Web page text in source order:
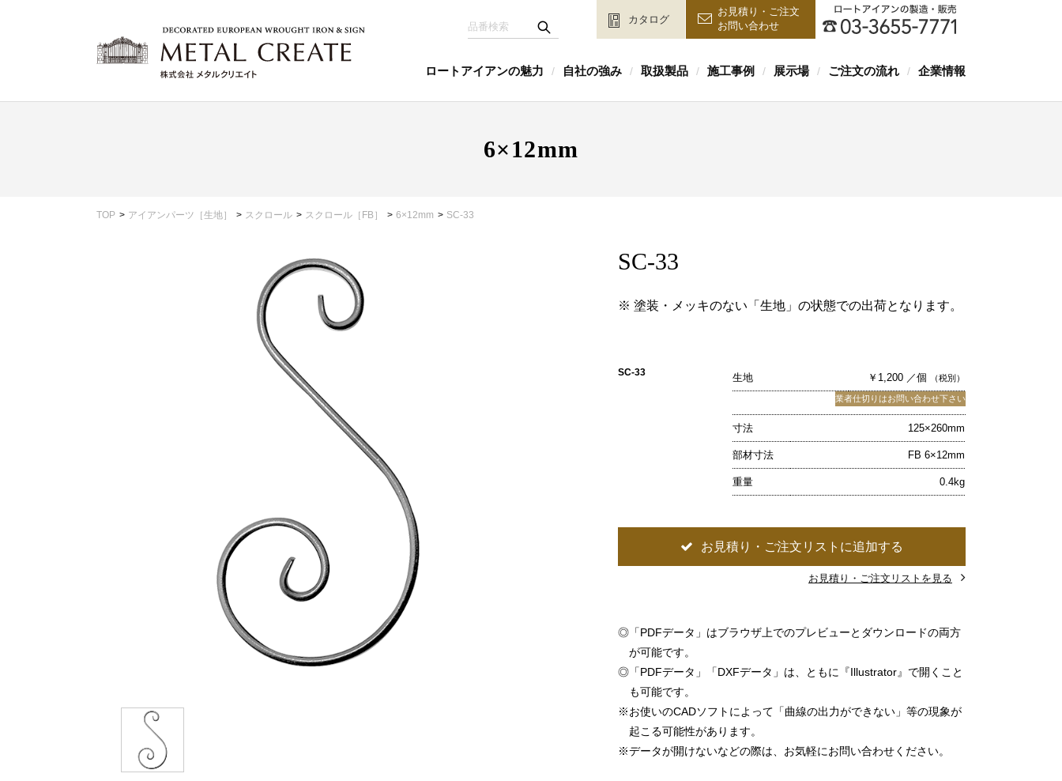
カタログ
お見積り・ご注文
お問い合わせ
ロートアイアンの魅力 / 自社の強み / 取扱製品 / 施工事例 / 展示場 / ご注文の流れ / 企業情報
6×12mm
TOP アイアンパーツ［生地］ スクロール スクロール［FB］ 6×12mm SC-33
SC-33
※ 塗装・メッキのない「生地」の状態での出荷となります。
SC-33 生地 ￥1,200 ／個 （税別）
業者仕切りはお問い合わせ下さい
寸法 125×260mm
部材寸法 FB 6×12mm
重量 0.4kg
お見積り・ご注文リストに追加する
お見積り・ご注文リストを見る
◎ 「PDFデータ」はブラウザ上でのプレビューとダウンロードの両方
が可能です。
◎ 「PDFデータ」「DXFデータ」は、ともに『Illustrator』で開くこと
も可能です。
※お使いのCADソフトによって「曲線の出力ができない」等の現象が
起こる可能性があります。
※データが開けないなどの際は、お気軽にお問い合わせください。